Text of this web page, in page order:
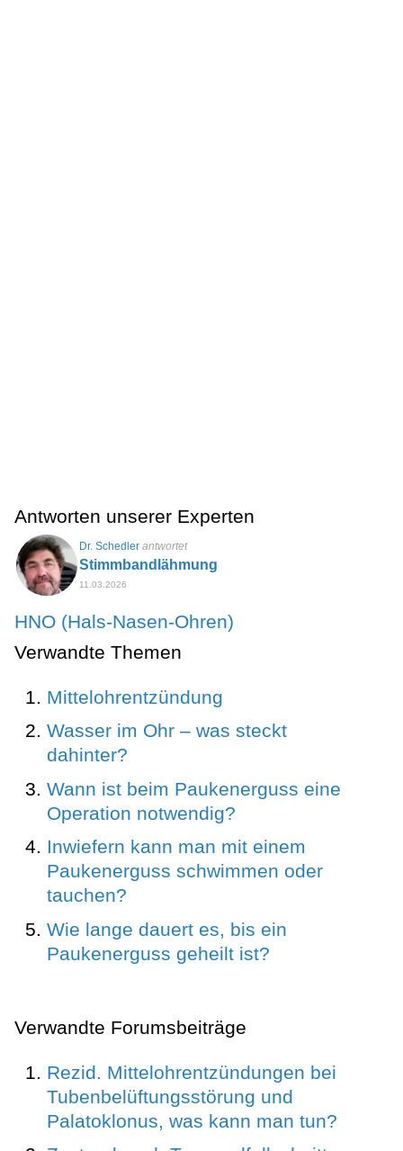
Antworten unserer Experten
Dr. Schedler antwortet
Stimmbandlähmung
11.03.2026
HNO (Hals-Nasen-Ohren)
Verwandte Themen
Mittelohrentzündung
Wasser im Ohr – was steckt
dahinter?
Wann ist beim Paukenerguss eine
Operation notwendig?
Inwiefern kann man mit einem
Paukenerguss schwimmen oder
tauchen?
Wie lange dauert es, bis ein
Paukenerguss geheilt ist?
Verwandte Forumsbeiträge
Rezid. Mittelohrentzündungen bei
Tubenbelüftungsstörung und
Palatoklonus, was kann man tun?